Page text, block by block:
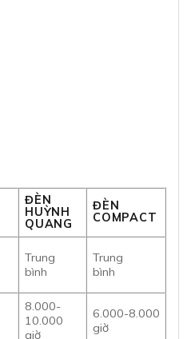
ĐÈN
HUỲNH
QUANG
ĐÈN
COMPACT
Trung
bình
Trung
bình
8.000-
10.000
giờ
6.000-8.000
giờ